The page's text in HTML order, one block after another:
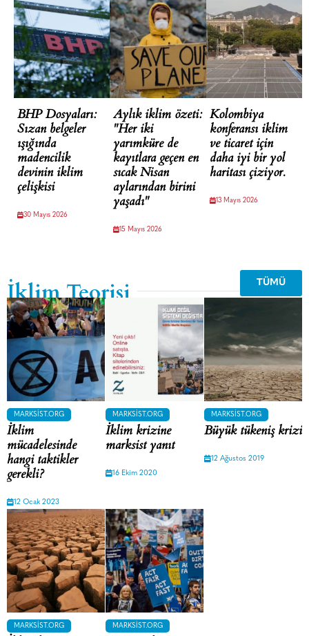
BHP Dosyaları:
Sızan belgeler
ışığında
madencilik
devinin iklim
çelişkisi
30 Mayıs 2026
Aylık iklim özeti:
"Her iki
yarımküre de
kayıtlara geçen en
sıcak Nisan
aylarından birini
yaşadı"
15 Mayıs 2026
Kolombiya
konferansı iklim
ve ticaret için
daha iyi bir yol
haritası çiziyor.
13 Mayıs 2026
İklim Teorisi TÜMÜ
MARKSIST.ORG
İklim
mücadelesinde
hangi taktikler
gerekli?
12 Ocak 2023
MARKSIST.ORG
İklim krizine
marksist yanıt
16 Ekim 2020
MARKSIST.ORG
Büyük tükeniş krizi
12 Ağustos 2019
MARKSIST.ORG MARKSIST.ORG